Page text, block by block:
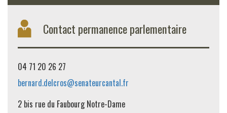
Contact permanence parlementaire
04 71 20 26 27
bernard.delcros@senateurcantal.fr
2 bis rue du Faubourg Notre-Dame